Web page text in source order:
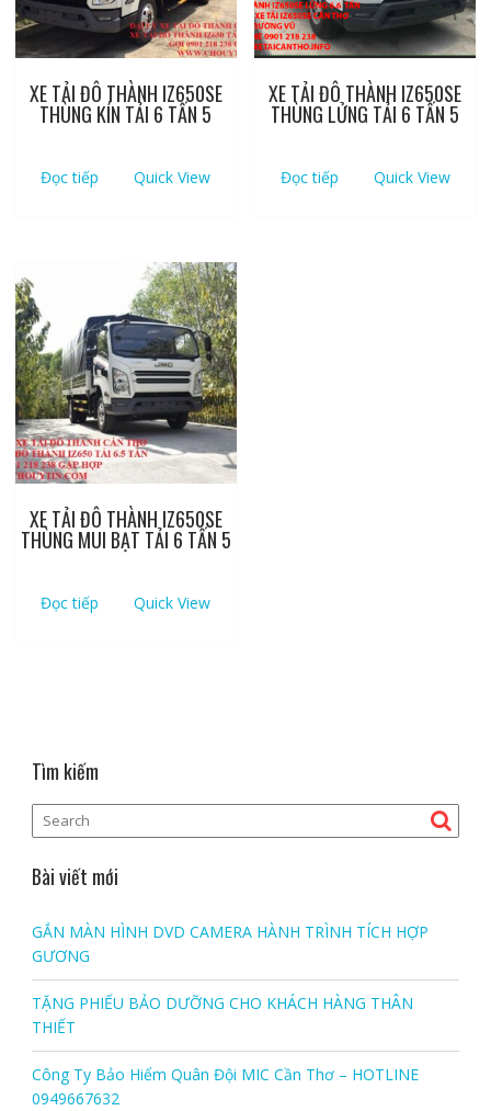
XE TẢI ĐÔ THÀNH IZ650SE
THÙNG KÍN TẢI 6 TẤN 5
Đọc tiếp Quick View
XE TẢI ĐÔ THÀNH IZ650SE
THÙNG LỬNG TẢI 6 TẤN 5
Đọc tiếp Quick View
XE TẢI ĐÔ THÀNH IZ650SE
THÙNG MUI BẠT TẢI 6 TẤN 5
Đọc tiếp Quick View
Tìm kiếm
Bài viết mới
GẮN MÀN HÌNH DVD CAMERA HÀNH TRÌNH TÍCH HỢP
GƯƠNG
TẶNG PHIẾU BẢO DƯỠNG CHO KHÁCH HÀNG THÂN
THIẾT
Công Ty Bảo Hiểm Quân Đội MIC Cần Thơ – HOTLINE
0949667632